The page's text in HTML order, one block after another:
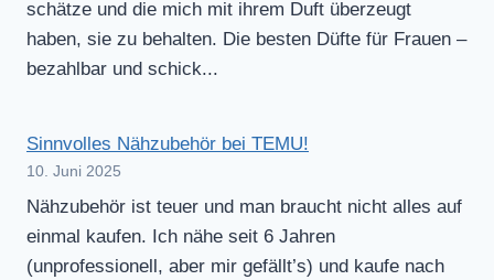
schätze und die mich mit ihrem Duft überzeugt
haben, sie zu behalten. Die besten Düfte für Frauen –
bezahlbar und schick...
Sinnvolles Nähzubehör bei TEMU!
10. Juni 2025
Nähzubehör ist teuer und man braucht nicht alles auf
einmal kaufen. Ich nähe seit 6 Jahren
(unprofessionell, aber mir gefällt’s) und kaufe nach